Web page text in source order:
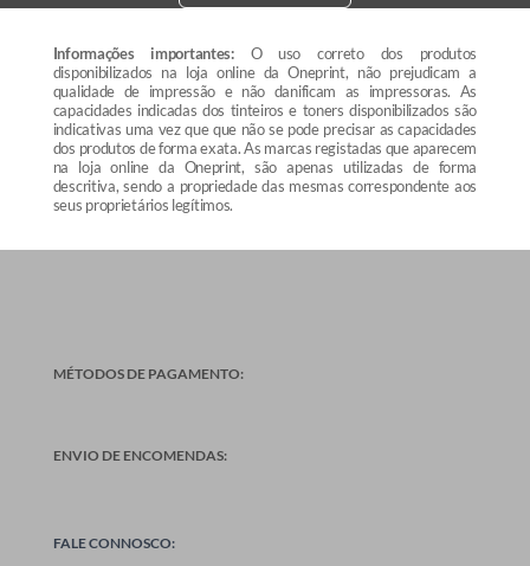
Informações importantes: O uso correto dos produtos
disponibilizados na loja online da Oneprint, não prejudicam a
qualidade de impressão e não danificam as impressoras. As
capacidades indicadas dos tinteiros e toners disponibilizados são
indicativas uma vez que que não se pode precisar as capacidades
dos produtos de forma exata. As marcas registadas que aparecem
na loja online da Oneprint, são apenas utilizadas de forma
descritiva, sendo a propriedade das mesmas correspondente aos
seus proprietários legítimos.
MÉTODOS DE PAGAMENTO:
ENVIO DE ENCOMENDAS:
FALE CONNOSCO: